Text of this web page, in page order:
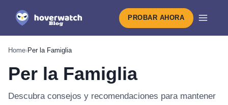
PROBAR AHORA
Home›Per la Famiglia
Per la Famiglia
Descubra consejos y recomendaciones para mantener